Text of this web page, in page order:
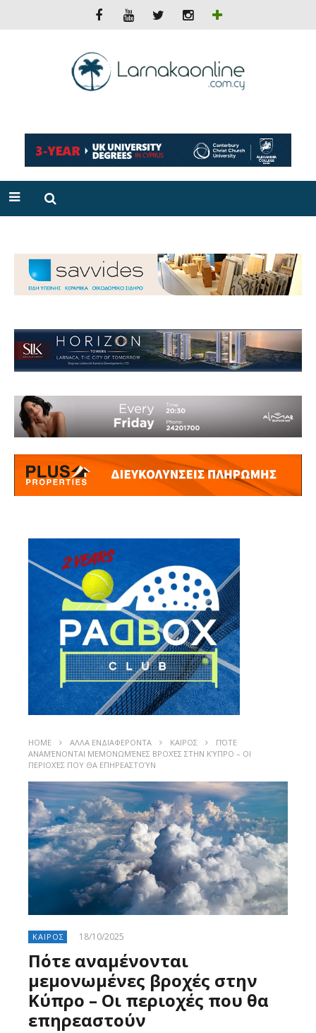
HOME ΑΛΛΑ ΕΝΔΙΑΦΕΡΟΝΤΑ ΚΑΙΡΟΣ
ΠΌΤΕ
ΑΝΑΜΈΝΟΝΤΑΙ ΜΕΜΟΝΩΜΈΝΕΣ ΒΡΟΧΈΣ ΣΤΗΝ ΚΎΠΡΟ – ΟΙ
ΠΕΡΙΟΧΈΣ ΠΟΥ ΘΑ ΕΠΗΡΕΑΣΤΟΎΝ
ΚΑΙΡΟΣ 18/10/2025
Πότε αναμένονται
μεμονωμένες βροχές στην
Κύπρο – Οι περιοχές που θα
επηρεαστούν